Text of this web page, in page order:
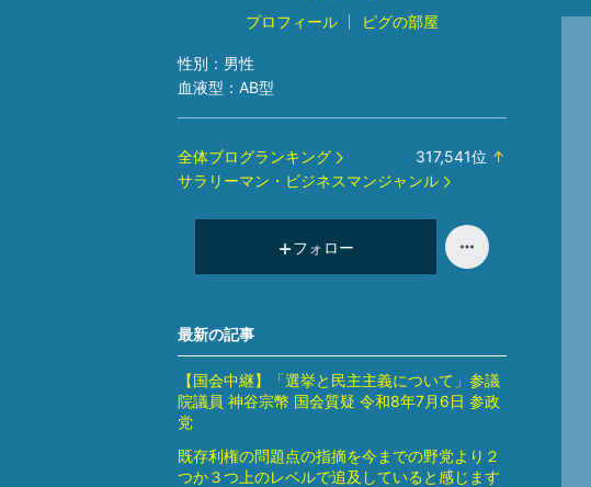
プロフィール ピグの部屋
性別： 男性
血液型： AB型
全体ブログランキング 317,541位 ↑
サラリーマン・ビジネスマンジャンル
フォロー
最新の記事
【国会中継】「選挙と民主主義について」参議
院議員 神谷宗幣 国会質疑 令和8年7月6日 参政
党
既存利権の問題点の指摘を今までの野党より２
つか３つ上のレベルで追及していると感じます